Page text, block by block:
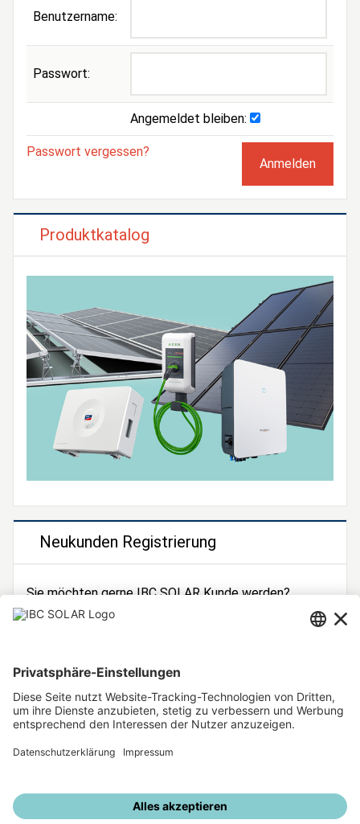
Benutzername:
Passwort:
Angemeldet bleiben:
Passwort vergessen?
Produktkatalog
Neukunden Registrierung
Sie möchten gerne IBC SOLAR Kunde werden?
Dann registrieren Sie sich jetzt!
Unsere weiteren Angebote
IBC SOLAR Webseite